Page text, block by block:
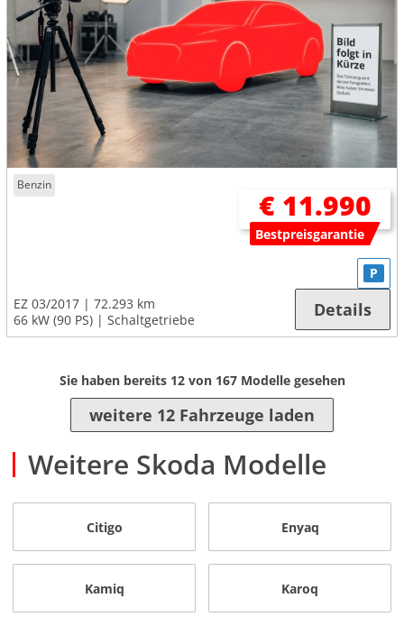
Benzin
€ 11.990
Bestpreisgarantie
EZ 03/2017
72.293 km
66 kW (90 PS)
Schaltgetriebe
P
Details
Sie haben bereits 12von 167Modelle gesehen
weitere 12 Fahrzeuge laden
Weitere Skoda Modelle
Citigo Enyaq
Kamiq Karoq